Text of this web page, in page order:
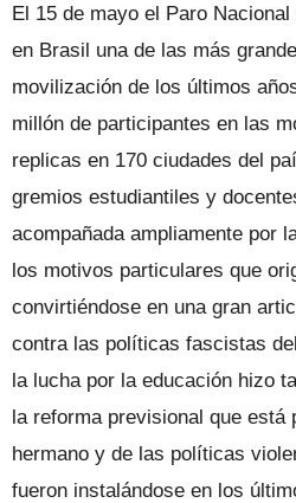
El 15 de mayo el Paro
en Brasil una de las más
movilización de los últimos
millón de participantes en las
replicas en 170 ciudades del
gremios estudiantiles y
acompañada ampliamente por
los motivos particulares que
convirtiéndose en una gran
contra las políticas fascistas
la lucha por la educación hizo
la reforma previsional que está
hermano y de las políticas
fueron instalándose en los